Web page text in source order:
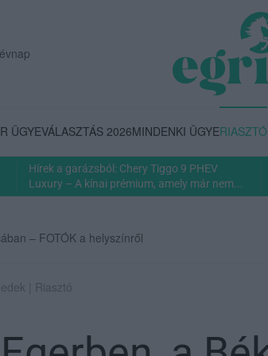
ÜGYEVÁLASZTÁS 2026MINDENKI ÜGYERIASZTÓ
Hírek a garázsból: Chery Tiggo 9 PHEV
Luxury – A kínai prémium, amely már nem...
– FOTÓK a helyszínről
| Riasztó